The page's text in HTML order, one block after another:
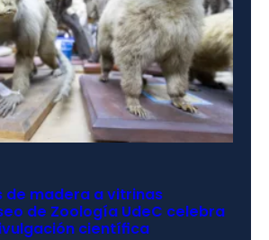
de madera a vitrinas
de Zoología UdeC celebra
científica